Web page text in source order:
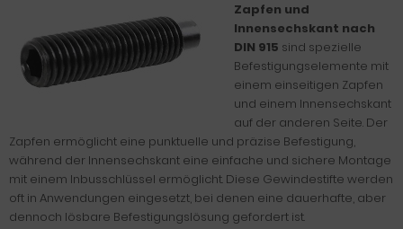
Zapfen und
Innensechskant nach
DIN 915 sind spezielle
Befestigungselemente mit
einem einseitigen Zapfen
und einem Innensechskant
auf der anderen Seite. Der
Zapfen ermöglicht eine punktuelle und präzise Befestigung,
während der Innensechskant eine einfache und sichere Montage
mit einem Inbusschlüssel ermöglicht. Diese Gewindestifte werden
oft in Anwendungen eingesetzt, bei denen eine dauerhafte, aber
dennoch lösbare Befestigungslösung gefordert ist.